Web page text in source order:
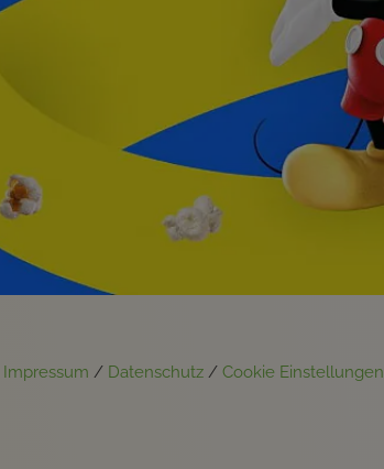
Impressum / Datenschutz/ Cookie Einstellungen